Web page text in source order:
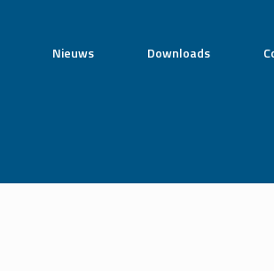
Nieuws Downloads